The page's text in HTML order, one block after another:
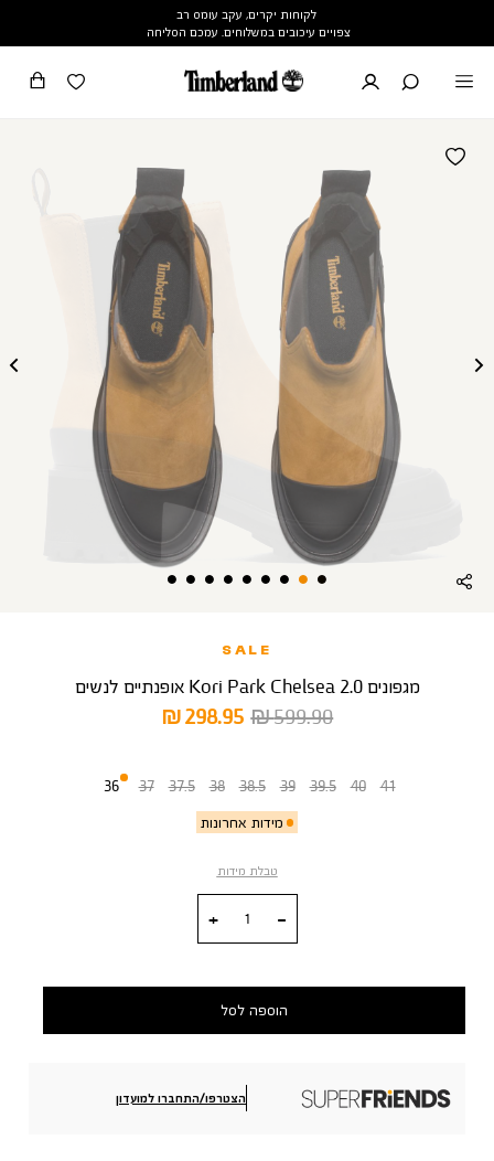
לקוחות יקרים, עקב עומס רב
צפויים עיכובים במשלוחים. עמכם הסליחה
SALE
מגפונים Kori Park Chelsea 2.0 אופנתיים לנשים
מחיר
298.95 ₪
מחיר
599.90 ₪
36
מידות אחרונות
37 37.5 38 38.5 39 39.5 40 41
טבלת מידות
הוספה לסל
הצטרפו/התחברו למועדון